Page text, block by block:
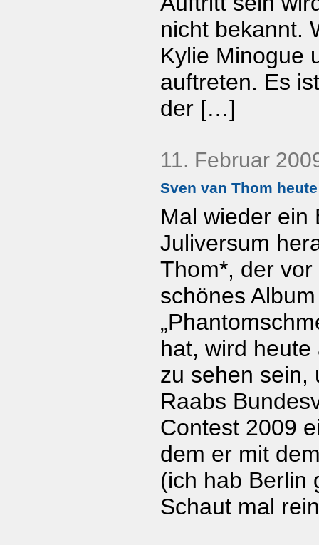
nicht bekannt.
Kylie Minogue
auftreten. Es
der […]
11. Februar
Sven van Thom
Mal wieder ein
Juliversum
Thom*, der
schönes Album
hat, wird heute
zu sehen sein,
Raabs
Contest 2009
dem er mit
(ich hab Berlin
Schaut mal